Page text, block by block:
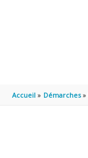
Accueil Démarches